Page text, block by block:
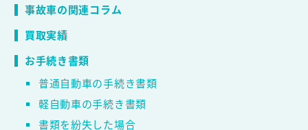
事故車の関連コラム
買取実績
お手続き書類
普通自動車の手続き書類
軽自動車の手続き書類
書類を紛失した場合